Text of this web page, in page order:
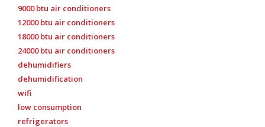
9000 btu air conditioners
12000 btu air conditioners
18000 btu air conditioners
24000 btu air conditioners
dehumidifiers
dehumidification
wifi
low consumption
refrigerators